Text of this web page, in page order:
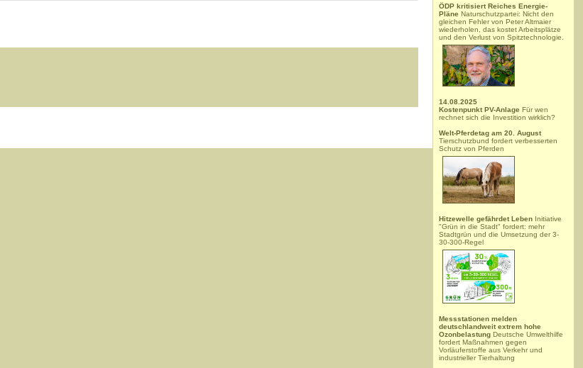
ÖDP kritisiert Reiches Energie-
Pläne Naturschutzpartei: Nicht den
gleichen Fehler von Peter Altmaier
wiederholen, das kostet Arbeitsplätze
und den Verlust von Spitztechnologie.
14.08.2025
Kostenpunkt PV-Anlage Für wen
rechnet sich die Investition wirklich?
Welt-Pferdetag am 20. August
Tierschutzbund fordert verbesserten
Schutz von Pferden
Hitzewelle gefährdet Leben Initiative
"Grün in die Stadt" fordert: mehr
Stadtgrün und die Umsetzung der 3-
30-300-Regel
Messstationen melden
deutschlandweit extrem hohe
Ozonbelastung Deutsche Umwelthilfe
fordert Maßnahmen gegen
Vorläuferstoffe aus Verkehr und
industrieller Tierhaltung